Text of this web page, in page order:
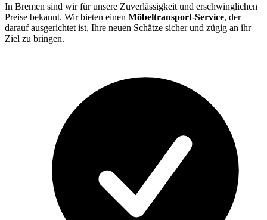
In Bremen sind wir für unsere Zuverlässigkeit und erschwinglichen
Preise bekannt. Wir bieten einen Möbeltransport-Service, der
darauf ausgerichtet ist, Ihre neuen Schätze sicher und zügig an ihr
Ziel zu bringen.